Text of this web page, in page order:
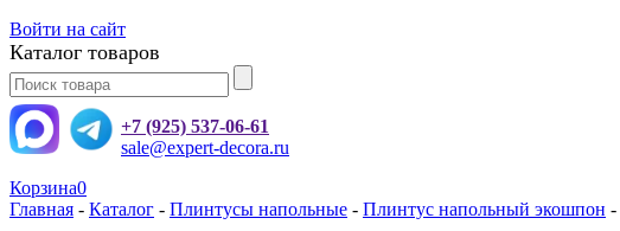
Войти на сайт
Каталог товаров
+7 (925) 537-06-61
sale@expert-decora.ru
Корзина0
Главная - Каталог - Плинтусы напольные - Плинтус напольный экошпон -